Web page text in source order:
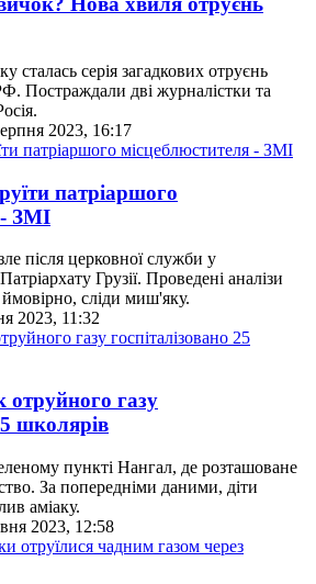
сталась серія загадкових отруєнь
Постраждали дві журналістки та
2023, 16:17
патріаршого
- ЗМІ
після церковної служби у
Грузії. Проведені аналізи
сліди миш'яку.
2023, 11:32
отруйного газу
школярів
пункті Нангал, де розташоване
За попередніми даними, діти
аміаку.
2023, 12:58